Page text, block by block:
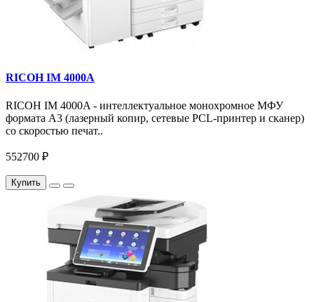
RICOH IM 4000A
RICOH IM 4000A - интеллектуальное монохромное МФУ
формата А3 (лазерный копир, сетевые PCL-принтер и сканер)
со скоростью печат..
552700 ₽
Купить